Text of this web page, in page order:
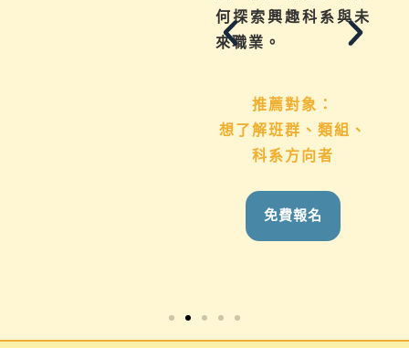
何探索興趣科系與未
來職業。
推薦對象：
想了解班群、類組、
科系方向者
免費報名